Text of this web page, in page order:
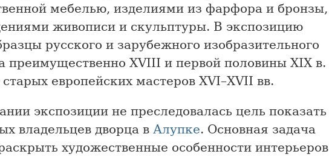
мебелью, изделиями из фарфора и бронзы,
живописи и скульптуры. В экспозицию
русского и зарубежного изобразительного
преимущественно XVIII и первой половины XIX в.
европейских мастеров XVI–XVII вв.
экспозиции не преследовалась цель показать
владельцев дворца в Алупке. Основная задача
художественные особенности интерьеров